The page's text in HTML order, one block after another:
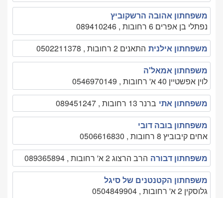
משפחתון אהובה הרשקוביץ
נפתלי בן אפרים 6 רחובות , 089410246
משפחתון אילנית התאנים 2 רחובות , 0502211378
משפחתון אמאל'ה
לוין אפשטיין 40 א' רחובות , 0546970149
משפחתון אתי ברנר 13 רחובות , 089451247
משפחתון בובה דובי
אחים קיבוביץ 8 רחובות , 0506616830
משפחתון דבורה הרב הרצוג 2 א' רחובות , 089365894
משפחתון הקטנטנים של סיגל
גלוסקין 2 א' רחובות , 0504849904